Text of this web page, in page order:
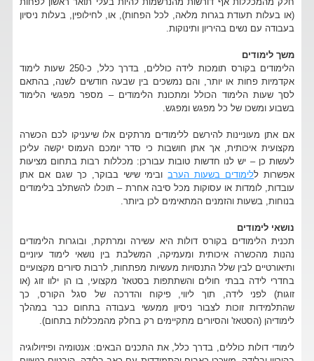
(או בעלות תעודת בגרות מלאה, לכל הפחות), או, לחילופין, בעלות ניסיון
בעבודה עם נשים בהיריון ותינוקות.
משך לימודים
הלימודים בקורס תומכות לידה כוללים, בדרך כלל, כ-250 שעות לימוד
אקדמיות פחות או יותר, והם נמשכים בין שבעה חודשים לשנה, בהתאם
לסך שעות הלימוד הכולל ומתכונת הלימודים – מספר מפגשי הלימוד
בשבוע ומשכו של כל מפגש ומפגש.
אם אתן מעוניינות להירשם ללימודים מרתקים אלו שיעניקו לכם הכשרה
מקצועית איכותית, אך אתן חושבות כי סדר יומכם העמוס יקשה עליכן
לעשות כן – יש לנו חדשות טובות עבורכן: מכללות רבות בתחום מציעות
אפשרות ללימודים בשעות הערבובימי שישי בבוקר, כך שגם אם אתן
עובדות, לומדות או עסוקות מכל סיבה אחרת – תוכלו להשתלב בלימודים
בנוחות, בשעות והזמנים המתאימים לכן ביותר.
נושאי לימודים
תכנית הלימודים בקורס דולות היא עשירה ומרתקת, ובוגרות הלימודים
נהנות מהכשרה איכותית ומעמיקה, המשלבת בין נושאי לימוד עיוניים
ותיאורטיים לבין שלל התנסויות מעשיות מפתחות, לרבות סיורים מקצועיים
בחדרי לידה בבתי חולים והשתתפות בסטאז' מקצועי, בו הן ילוו זוג (או
זוגות) לפני לידה, תוך ליווי, פיקוח והדרכה של סגל הקורס, כך
שהתלמידות זוכות לצבור ניסיון ממעשי בעבודה בתחום כבר במהלך
לימודיהן (הסטאז' והסיורים מתקיימים רק בחלק מהמכללות בתחום).
לימודי דולות כוללים, בדרך כלל, את התכנים הבאים: אנטומיה ופיזיולוגיה